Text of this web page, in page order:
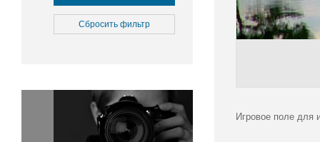
Культура
Медицина
Окружающая среда
Политика
Правосудие
Сбросить фильтр
Игровое поле для